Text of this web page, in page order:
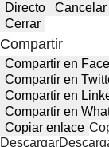
Directo
Cancelar
Cerrar
Compartir
Compartir en
Compartir en
Compartir en
Compartir en
Copiar enlace
Descargar